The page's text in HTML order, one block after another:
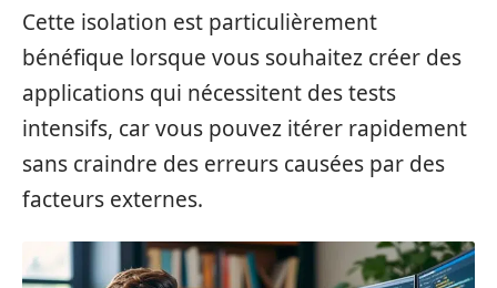
Cette isolation est particulièrement
bénéfique lorsque vous souhaitez créer des
applications qui nécessitent des tests
intensifs, car vous pouvez itérer rapidement
sans craindre des erreurs causées par des
facteurs externes.